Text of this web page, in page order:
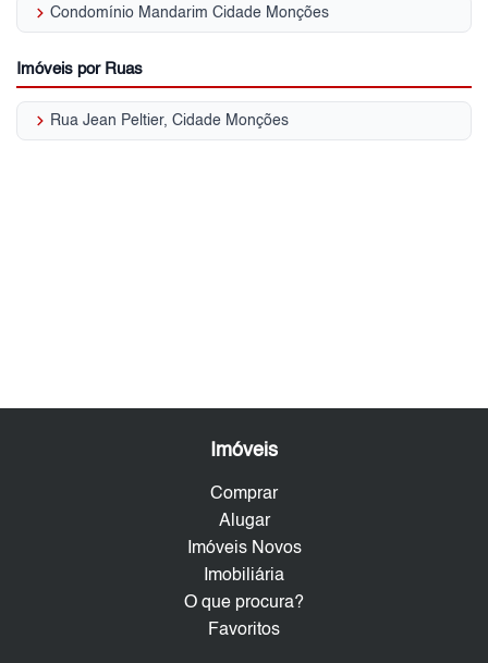
keyboard_arrow_right Condomínio Mandarim Cidade Monções
Imóveis por Ruas
keyboard_arrow_right Rua Jean Peltier, Cidade Monções
Imóveis
Comprar
Alugar
Imóveis Novos
Imobiliária
O que procura?
Favoritos